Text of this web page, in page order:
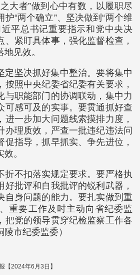
大者”做到心中有数，以履职尽
“两个确立”、坚决做到“两个维
平总书记重要指示和党中央决
、紧盯具体事，强化监督检查，
见效。
定坚决抓好集中整治。要将集中
按照中央纪委省纪委有关要求，
与职能部门的协调联动，集中力
可感可及的实事。要贯通抓好查
进一步加大问题线索摸排力度，
办理质效，严查一批违纪违法问
促指导，抓早抓实、争先进位，
。
折不扣落实规定要求。要严格执
好批评和自我批评的锐利武器，
自身问题的能力。要扎实做到重
重要工作及时主动向省纪委监
把党的领导贯穿纪检监察工作各
市纪委监委）
【2024年6月3日】